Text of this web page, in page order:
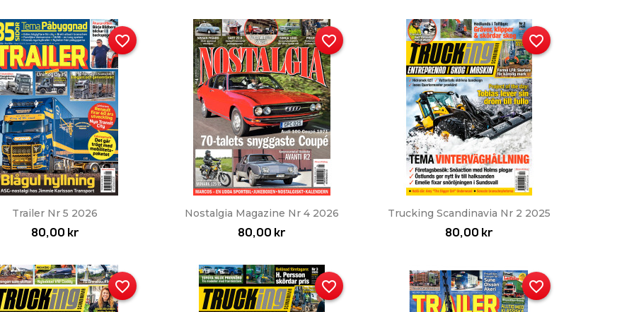
Snabbvy
Trailer Nr 5 2026
80,00 kr
favorite_border
Snabbvy
Nostalgia Magazine Nr 4 2026
80,00 kr
favorite_border
Snabbvy
Trucking Scandinavia Nr 2 2025
80,00 kr
favorite_border
favorite_border favorite_border favorite_border